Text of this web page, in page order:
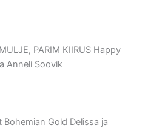
PARIM KIIRUS Happy
Anneli Soovik
Bohemian Gold Delissa ja